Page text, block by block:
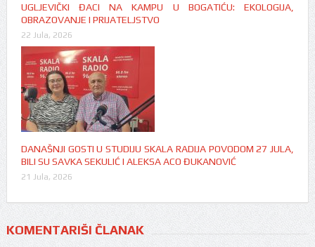
UGLJEVIČKI ĐACI NA KAMPU U BOGATIĆU: EKOLOGIJA,
OBRAZOVANJE I PRIJATELJSTVO
22 Jula, 2026
DANAŠNJI GOSTI U STUDIJU SKALA RADIJA POVODOM 27 JULA,
BILI SU SAVKA SEKULIĆ I ALEKSA ACO ĐUKANOVIĆ
21 Jula, 2026
KOMENTARIŠI ČLANAK